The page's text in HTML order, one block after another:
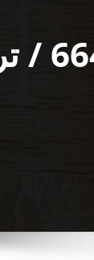
فني